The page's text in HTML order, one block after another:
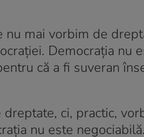
nu mai vorbim de
Democrația nu
că a fi suveran
ci, practic,
nu este